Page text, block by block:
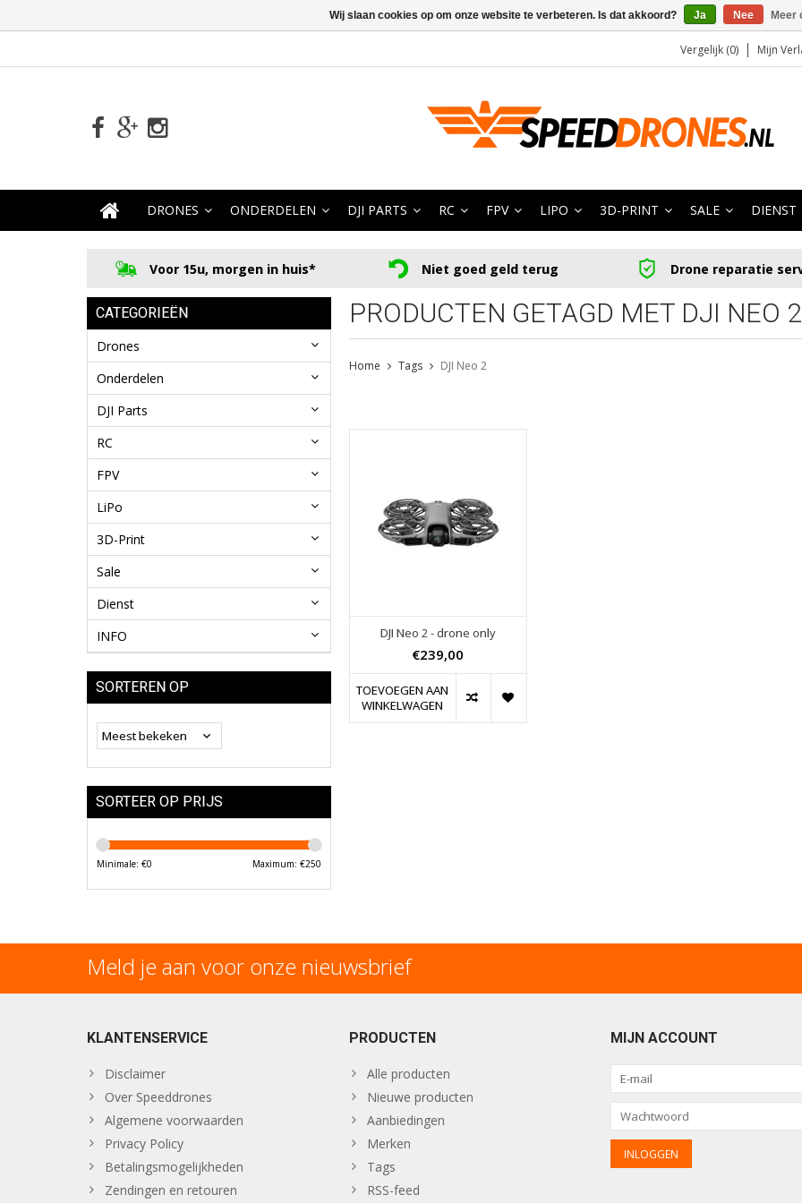
Vergelijk (0) Mijn
DRONES ONDERDELEN DJI PARTS RC FPV LIPO 3D-PRINT SALE DIENST
Voor 15u, morgen in huis* Niet goed geld terug Drone reparatie
CATEGORIEËN
Drones
Onderdelen
DJI Parts
RC
FPV
LiPo
3D-Print
Sale
Dienst
INFO
SORTEREN OP
SORTEER OP PRIJS
Minimale: €0 Maximum: €250
PRODUCTEN GETAGD MET DJI NEO 2
Home Tags DJI Neo 2
DJI Neo 2 - drone only
€239,00
TOEVOEGEN AAN
WINKELWAGEN
Meld je aan voor onze nieuwsbrief
KLANTENSERVICE
Disclaimer
Over Speeddrones
Algemene voorwaarden
Privacy Policy
Betalingsmogelijkheden
Zendingen en retouren
PRODUCTEN
Alle producten
Nieuwe producten
Aanbiedingen
Merken
Tags
RSS-feed
MIJN ACCOUNT
Wij slaan cookies op om onze website te verbeteren. Is dat akkoord? Ja Nee Meer